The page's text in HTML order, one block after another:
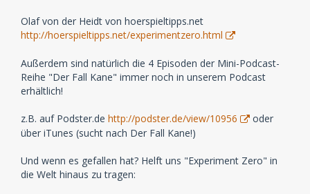
Olaf von der Heidt von hoerspieltipps.net
http://hoerspieltipps.net/experimentzero.html
Außerdem sind natürlich die 4 Episoden der Mini-Podcast-
Reihe "Der Fall Kane" immer noch in unserem Podcast
erhältlich!
z.B. auf Podster.de http://podster.de/view/10956
oder
über iTunes (sucht nach Der Fall Kane!)
Und wenn es gefallen hat? Helft uns "Experiment Zero" in
die Welt hinaus zu tragen: